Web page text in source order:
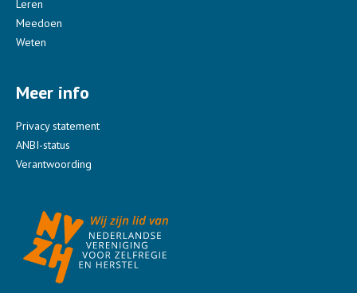
Leren
Meedoen
Weten
Meer info
Privacy statement
ANBI-status
Verantwoording